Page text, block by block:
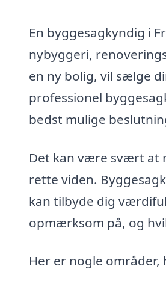
En byggesagkyndig i
nybyggeri,
en ny bolig, vil sælge
professionel
bedst mulige
Det kan være svært at
rette viden.
kan tilbyde dig
opmærksom på, og
Her er nogle